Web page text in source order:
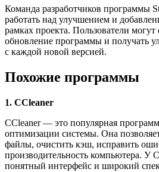
Команда разработчиков программы
работать над улучшением и
рамках проекта. Пользователи
обновление программы и получать
с каждой новой версией.
Похожие программы
1. CCleaner
CCleaner — это популярная
оптимизации системы. Она
файлы, очистить кэш, исправить
производительность компьютера. У
понятный интерфейс и широкий